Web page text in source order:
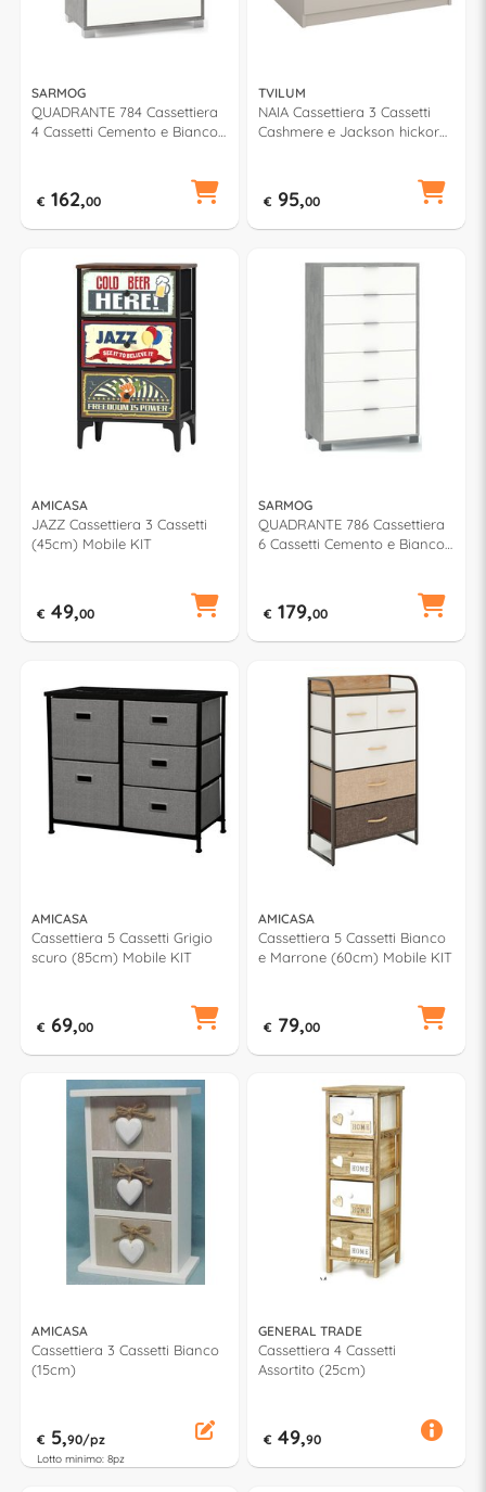
SARMOG
QUADRANTE 784 Cassettiera
4 Cassetti Cemento e Bianco
€ 162,00
TVILUM
NAIA Cassettiera 3 Cassetti
Cashmere e Jackson hickory
€ 95,00
AMICASA
JAZZ Cassettiera 3 Cassetti
(45cm) Mobile KIT
€ 49,00
SARMOG
QUADRANTE 786 Cassettiera
6 Cassetti Cemento e Bianco
€ 179,00
AMICASA
Cassettiera 5 Cassetti Grigio
scuro (85cm) Mobile KIT
€ 69,00
AMICASA
Cassettiera 5 Cassetti Bianco
e Marrone (60cm) Mobile KIT
€ 79,00
AMICASA
Cassettiera 3 Cassetti Bianco
(15cm)
€ 5,90/pz
Lotto minimo: 8pz
GENERAL TRADE
Cassettiera 4 Cassetti
Assortito (25cm)
€ 49,90